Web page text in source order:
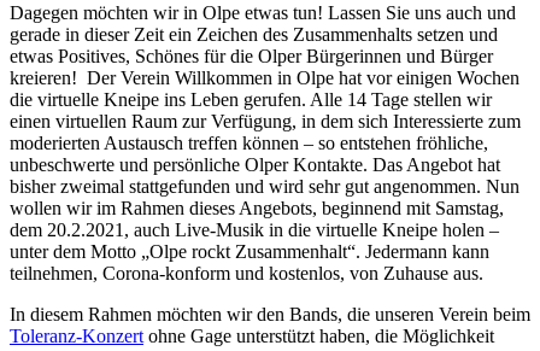
Dagegen möchten wir in Olpe etwas tun! Lassen Sie uns auch und
gerade in dieser Zeit ein Zeichen des Zusammenhalts setzen und
etwas Positives, Schönes für die Olper Bürgerinnen und Bürger
kreieren! Der Verein Willkommen in Olpe hat vor einigen Wochen
die virtuelle Kneipe ins Leben gerufen. Alle 14 Tage stellen wir
einen virtuellen Raum zur Verfügung, in dem sich Interessierte zum
moderierten Austausch treffen können – so entstehen fröhliche,
unbeschwerte und persönliche Olper Kontakte. Das Angebot hat
bisher zweimal stattgefunden und wird sehr gut angenommen. Nun
wollen wir im Rahmen dieses Angebots, beginnend mit Samstag,
dem 20.2.2021, auch Live-Musik in die virtuelle Kneipe holen –
unter dem Motto „Olpe rockt Zusammenhalt“. Jedermann kann
teilnehmen, Corona-konform und kostenlos, von Zuhause aus.
In diesem Rahmen möchten wir den Bands, die unseren Verein beim
Toleranz-Konzert ohne Gage unterstützt haben, die Möglichkeit